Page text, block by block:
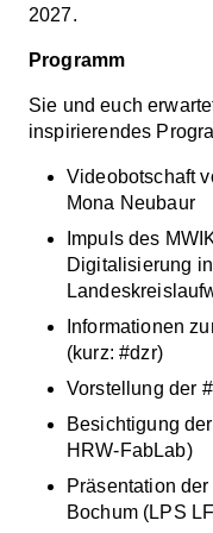
2027.
Programm
Sie und euch
inspirierendes
Videobotschaft
Mona Neubaur
Impuls des
Digitalisierung
Informationen
(kurz: #dzr)
Vorstellung der
Besichtigung
HRW-FabLab)
Präsentation
Bochum (LPS